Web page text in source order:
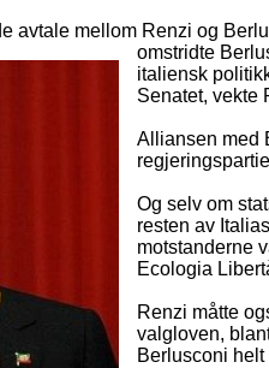
avtale mellom Renzi og
omstridte
italiensk
Senatet, vekte
Alliansen med
Og selv om
resten av
motstanderne
Ecologia
Renzi måtte
valgloven,
Berlusconi helt